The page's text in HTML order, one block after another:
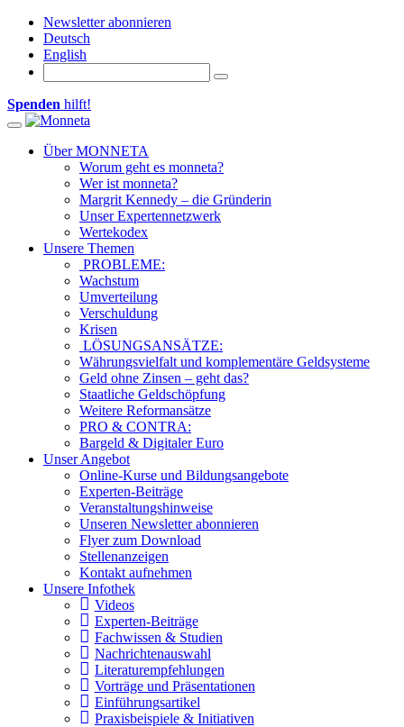
Newsletter abonnieren
Deutsch
English
Spenden hilft!
Toggle navigation
Über MONNETA
Worum geht es monneta?
Wer ist monneta?
Margrit Kennedy – die Gründerin
Unser Expertennetzwerk
Wertekodex
Unsere Themen
PROBLEME:
Wachstum
Umverteilung
Verschuldung
Krisen
LÖSUNGSANSÄTZE:
Währungsvielfalt und komplementäre Geldsysteme
Geld ohne Zinsen – geht das?
Staatliche Geldschöpfung
Weitere Reformansätze
PRO & CONTRA:
Bargeld & Digitaler Euro
Unser Angebot
Online-Kurse und Bildungsangebote
Experten-Beiträge
Veranstaltungshinweise
Unseren Newsletter abonnieren
Flyer zum Download
Stellenanzeigen
Kontakt aufnehmen
Unsere Infothek
Videos
Experten-Beiträge
Fachwissen & Studien
Nachrichtenauswahl
Literaturempfehlungen
Vorträge und Präsentationen
Einführungsartikel
Praxisbeispiele & Initiativen